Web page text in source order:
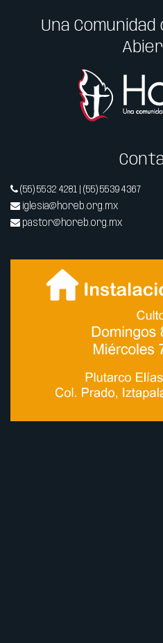
Una
(55) 5532 4281 | (55) 5539 4367
iglesia@horeb.org.mx
pastor@horeb.org.mx